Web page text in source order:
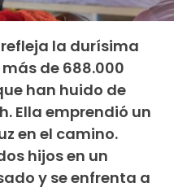
la durísima
de 688.000
han huido de
Ella emprendió un
en el camino.
hijos en un
y se enfrenta a